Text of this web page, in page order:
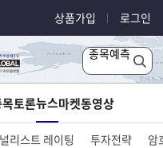
상품가입 로그인
종목예측
토론뉴스마켓동영상
리스트 레이팅 투자전략 암